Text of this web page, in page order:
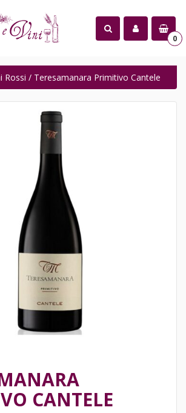
0
Rossi / Teresamanara Primitivo Cantele
CANTELE